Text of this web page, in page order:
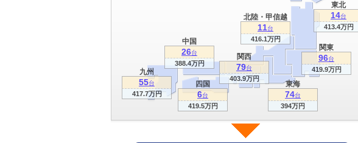
関東
96台
419.9万円
関西
79台
403.9万円
東海
74台
394万円
九州
55台
417.7万円
東北
14台
413.4万円
北陸・甲信越
11台
416.1万円
中国
26台
388.4万円
四国
6台
419.5万円